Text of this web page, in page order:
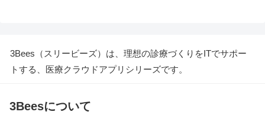
3Bees（スリービーズ）は、理想の診療づくりをITでサポー
トする、医療クラウドアプリシリーズです。
3Beesについて